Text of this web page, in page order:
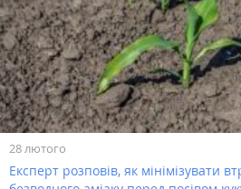
28 лютого
Експерт розповів, як мінімізувати